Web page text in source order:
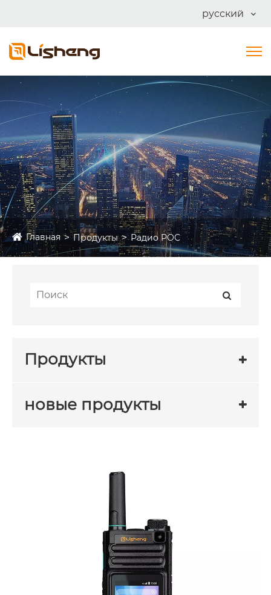
русский
Главная Продукты Радио POC
Продукты
новые продукты